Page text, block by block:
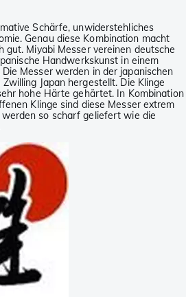
Schärfe, unwiderstehliches
Genau diese Kombination macht
gut. Miyabi Messer vereinen deutsche
Handwerkskunst in einem
Messer werden in der japanischen
Japan hergestellt. Die Klinge
hohe Härte gehärtet. In Kombination
Klinge sind diese Messer extrem
so scharf geliefert wie die